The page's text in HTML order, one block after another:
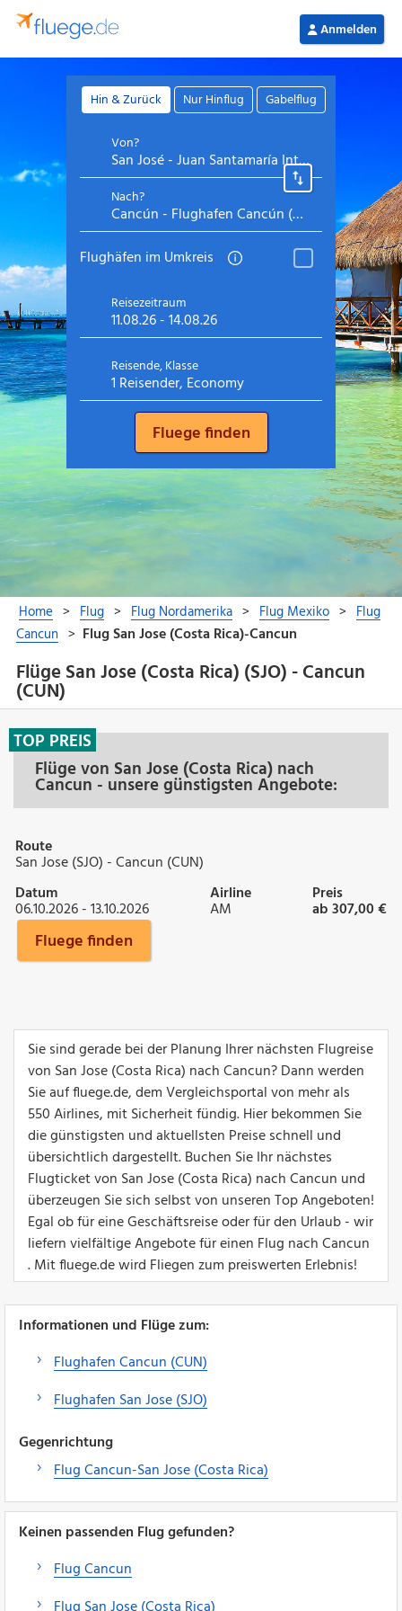
Flüge San Jose (Costa Rica) (SJO) - Cancun
(CUN)
Flüge von San Jose (Costa Rica) nach
Cancun - unsere günstigsten Angebote:
TOP PREIS
Route
San Jose (SJO) - Cancun (CUN)
Datum
06.10.2026 - 13.10.2026
Airline
AM
Preis
ab 307,00 €
Fluege finden
Sie sind gerade bei der Planung Ihrer nächsten Flugreise
von San Jose (Costa Rica) nach Cancun? Dann werden
Sie auf fluege.de, dem Vergleichsportal von mehr als
550 Airlines, mit Sicherheit fündig. Hier bekommen Sie
die günstigsten und aktuellsten Preise schnell und
übersichtlich dargestellt. Buchen Sie Ihr nächstes
Flugticket von San Jose (Costa Rica) nach Cancun und
überzeugen Sie sich selbst von unseren Top Angeboten!
Egal ob für eine Geschäftsreise oder für den Urlaub - wir
liefern vielfältige Angebote für einen Flug nach Cancun
. Mit fluege.de wird Fliegen zum preiswerten Erlebnis!
Informationen und Flüge zum:
Flughafen Cancun (CUN)
Flughafen San Jose (SJO)
Gegenrichtung
Flug Cancun-San Jose (Costa Rica)
Keinen passenden Flug gefunden?
Flug Cancun